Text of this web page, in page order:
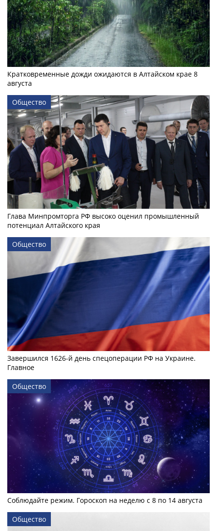
Кратковременные дожди ожидаются в Алтайском крае 8
августа
Общество
Глава Минпромторга РФ высоко оценил промышленный
потенциал Алтайского края
Общество
Завершился 1626-й день спецоперации РФ на Украине.
Главное
Общество
Соблюдайте режим. Гороскоп на неделю с 8 по 14 августа
Общество